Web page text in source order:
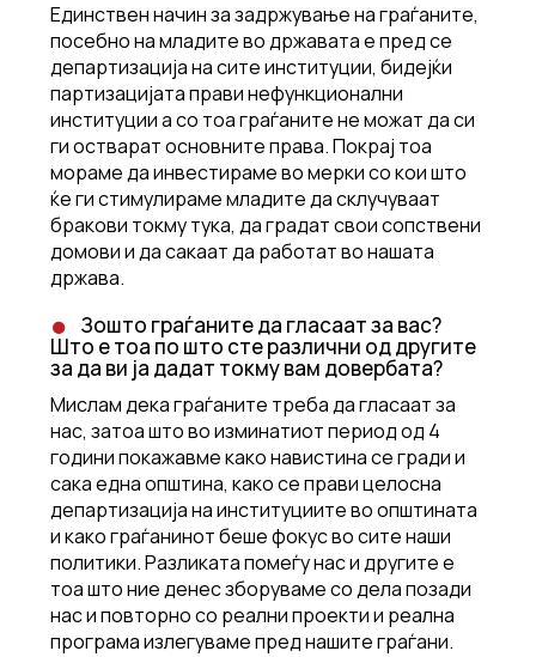
Единствен начин за задржување на граѓаните,
посебно на младите во државата е пред се
департизација на сите институции, бидејќи
партизацијата прави нефункционални
институции а со тоа граѓаните не можат да си
ги остварат основните права. Покрај тоа
мораме да инвестираме во мерки со кои што
ќе ги стимулираме младите да склучуваат
бракови токму тука, да градат свои сопствени
домови и да сакаат да работат во нашата
држава.
Зошто граѓаните да гласаат за вас?
Што е тоа по што сте различни од другите
за да ви ја дадат токму вам довербата?
Мислам дека граѓаните треба да гласаат за
нас, затоа што во изминатиот период од 4
години покажавме како навистина се гради и
сака една општина, како се прави целосна
департизација на институциите во општината
и како граѓанинот беше фокус во сите наши
политики. Разликата помеѓу нас и другите е
тоа што ние денес зборуваме со дела позади
нас и повторно со реални проекти и реална
програма излегуваме пред нашите граѓани.